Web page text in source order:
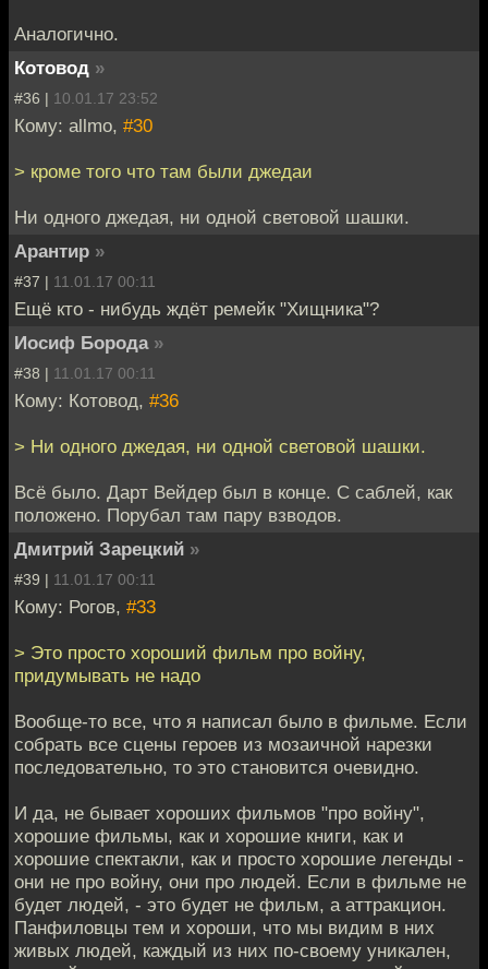
Аналогично.
Котовод »
#36 | 10.01.17 23:52
Кому: allmo, #30
> кроме того что там были джедаи
Ни одного джедая, ни одной световой шашки.
Арантир »
#37 | 11.01.17 00:11
Ещё кто - нибудь ждёт ремейк "Хищника"?
Иосиф Борода »
#38 | 11.01.17 00:11
Кому: Котовод, #36
> Ни одного джедая, ни одной световой шашки.
Всё было. Дарт Вейдер был в конце. С саблей, как
положено. Порубал там пару взводов.
Дмитрий Зарецкий »
#39 | 11.01.17 00:11
Кому: Рогов, #33
> Это просто хороший фильм про войну,
придумывать не надо
Вообще-то все, что я написал было в фильме. Если
собрать все сцены героев из мозаичной нарезки
последовательно, то это становится очевидно.
И да, не бывает хороших фильмов "про войну",
хорошие фильмы, как и хорошие книги, как и
хорошие спектакли, как и просто хорошие легенды -
они не про войну, они про людей. Если в фильме не
будет людей, - это будет не фильм, а аттракцион.
Панфиловцы тем и хороши, что мы видим в них
живых людей, каждый из них по-своему уникален,